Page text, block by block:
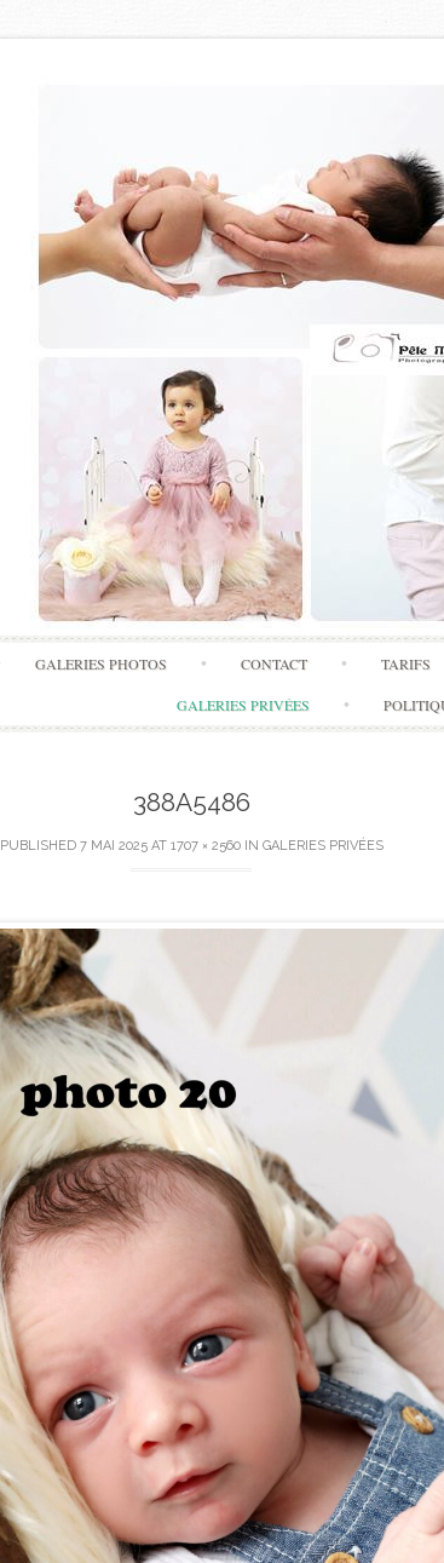
Skip
to
content
GALERIES PHOTOS CONTACT TARIFS
GALERIES PRIVÉES
388A5486
PUBLISHED 7 MAI 2025AT 1707 × 2560IN GALERIES PRIVÉES